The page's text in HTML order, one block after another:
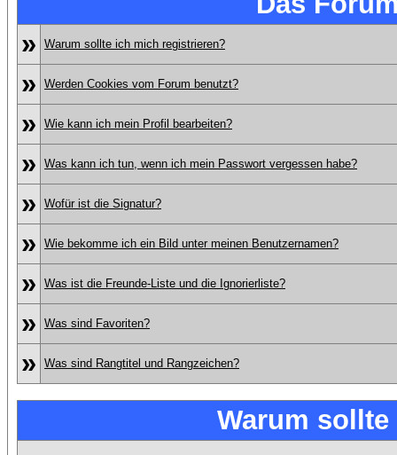
»
Warum sollte ich mich registrieren?
» Werden Cookies vom Forum benutzt?
» Wie kann ich mein Profil bearbeiten?
» Was kann ich tun, wenn ich mein Passwort vergessen habe?
» Wofür ist die Signatur?
» Wie bekomme ich ein Bild unter meinen Benutzernamen?
» Was ist die Freunde-Liste und die Ignorierliste?
» Was sind Favoriten?
» Was sind Rangtitel und Rangzeichen?
Warum